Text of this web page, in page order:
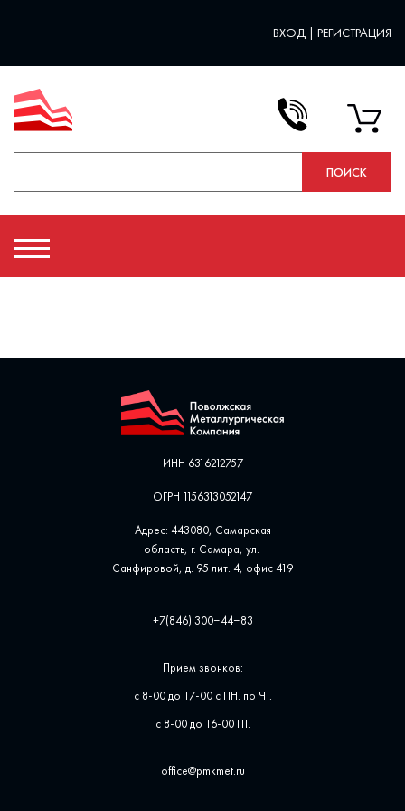
ВХОД | РЕГИСТРАЦИЯ
ИНН 6316212757
ОГРН 1156313052147
Адрес: 443080, Самарская
область, г. Самара, ул. ​
Санфировой, д. 95 лит. 4, офис ​419
+7(846) 300‒44‒83
Прием звонков:
с 8-00 до 17-00 с ПН. по ЧТ.
с 8-00 до 16-00 ПТ.
office@pmkmet.ru